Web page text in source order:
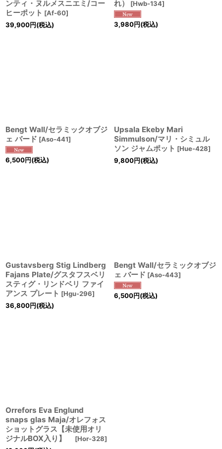
ンティ・ヌルメスニエミ/コー
ヒーポット [Af-60]
39,900円(税込)
れ）
[Hwb-134]
3,980円(税込)
Bengt Wall/セラミックオブジ
ェ バード [Aso-441]
6,500円(税込)
Upsala Ekeby Mari
Simmulson/マリ・シミュル
ソン ジャムポット [Hue-428]
9,800円(税込)
Gustavsberg Stig Lindberg
Fajans Plate/グスタフスベリ
スティグ・リンドベリ ファイ
アンス プレート [Hgu-296]
36,800円(税込)
Bengt Wall/セラミックオブジ
ェ バード [Aso-443]
6,500円(税込)
Orrefors Eva Englund
snaps glas Maja/オレフォス
ショットグラス【未使用オリ
ジナルBOX入り】
[Hor-328]